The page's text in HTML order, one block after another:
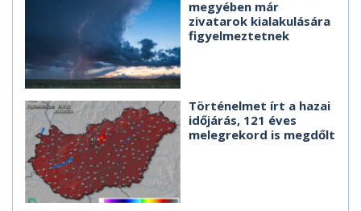
megyében már
zivatarok kialakulására
figyelmeztetnek
Történelmet írt a hazai
időjárás, 121 éves
melegrekord is megdőlt